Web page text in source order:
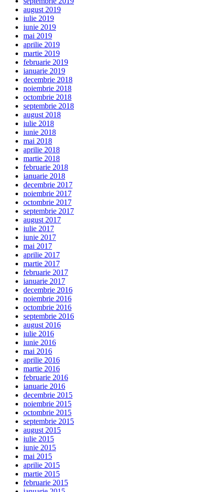
august 2019
iulie 2019
iunie 2019
mai 2019
aprilie 2019
martie 2019
februarie 2019
ianuarie 2019
decembrie 2018
noiembrie 2018
octombrie 2018
septembrie 2018
august 2018
iulie 2018
iunie 2018
mai 2018
aprilie 2018
martie 2018
februarie 2018
ianuarie 2018
decembrie 2017
noiembrie 2017
octombrie 2017
septembrie 2017
august 2017
iulie 2017
iunie 2017
mai 2017
aprilie 2017
martie 2017
februarie 2017
ianuarie 2017
decembrie 2016
noiembrie 2016
octombrie 2016
septembrie 2016
august 2016
iulie 2016
iunie 2016
mai 2016
aprilie 2016
martie 2016
februarie 2016
ianuarie 2016
decembrie 2015
noiembrie 2015
octombrie 2015
septembrie 2015
august 2015
iulie 2015
iunie 2015
mai 2015
aprilie 2015
martie 2015
februarie 2015